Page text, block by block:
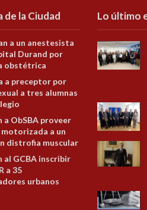
de la Ciudad
a un anestesista
Durand por
obstétrica
a preceptor por
a tres alumnas
a ObSBA proveer
motorizada a un
distrofia muscular
al GCBA inscribir
a 35
urbanos
Lo último